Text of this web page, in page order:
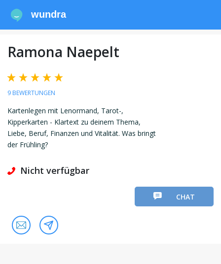
wundra
Ramona Naepelt
9 BEWERTUNGEN
Kartenlegen mit Lenormand, Tarot-,
Kipperkarten - Klartext zu deinem Thema,
Liebe, Beruf, Finanzen und Vitalität. Was bringt
der Frühling?
Nicht verfügbar
CHAT